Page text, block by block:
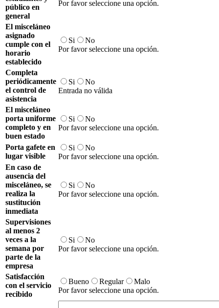
público en
general
Por favor seleccione una opción.
El misceláneo
asignado
cumple con el
horario
establecido
Si
No
Por favor seleccione una opción.
Completa
periódicamente
el control de
asistencia
Si
No
Entrada no válida
El misceláneo
porta uniforme
completo y en
buen estado
Si
No
Por favor seleccione una opción.
Porta gafete en
lugar visible
Si
No
Por favor seleccione una opción.
En caso de
ausencia del
misceláneo, se
realiza la
sustitución
inmediata
Si
No
Por favor seleccione una opción.
Supervisiones
al menos 2
veces a la
semana por
parte de la
empresa
Si
No
Por favor seleccione una opción.
Satisfacción
con el servicio
recibido
Bueno Regular
Malo
Por favor seleccione una opción.